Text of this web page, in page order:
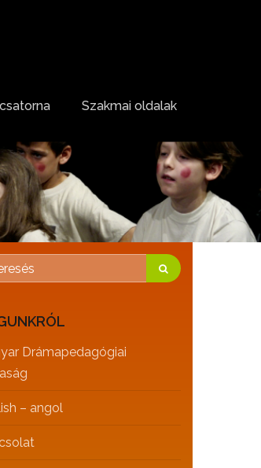
Szakmai oldalak
Drámapedagógiai
– angol